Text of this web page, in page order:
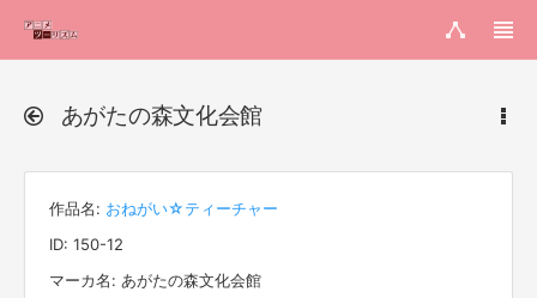
あがたの森文化会館
作品名: おねがい☆ティーチャー
ID: 150-12
マーカ名: あがたの森文化会館